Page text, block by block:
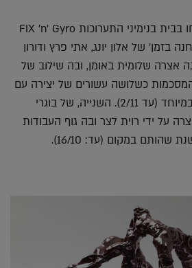
ביום חמישי, 19/9, ייפתחו בבית בנימיני התערוכות FIX 'n' Gyro
בזמן' של אלון יונג, אתי פרץ ודורון
אצרה שלומית באומן, ובה שילוב של
כשלושה עשורים של יצירה עם
עבודות חדשות שנעשו במיוחד (עד 2/11). השנייה, של בוגרי
על ידי רוית לצר ובה גוף העבודות
שהותם במקום (עד: 16/10).